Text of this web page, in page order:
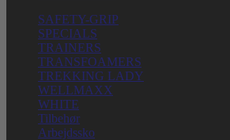
SAFETY-GRIP
SPECIALS
TRAINERS
TRANSFOAMERS
TREKKING LADY
WELLMAXX
WHITE
Tilbehør
Arbejdssko